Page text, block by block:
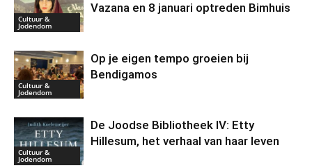
Cultuur &
Jodendom
Vazana en 8 januari optreden Bimhuis
Cultuur &
Jodendom
Op je eigen tempo groeien bij
Bendigamos
Cultuur &
Jodendom
De Joodse Bibliotheek IV: Etty
Hillesum, het verhaal van haar leven